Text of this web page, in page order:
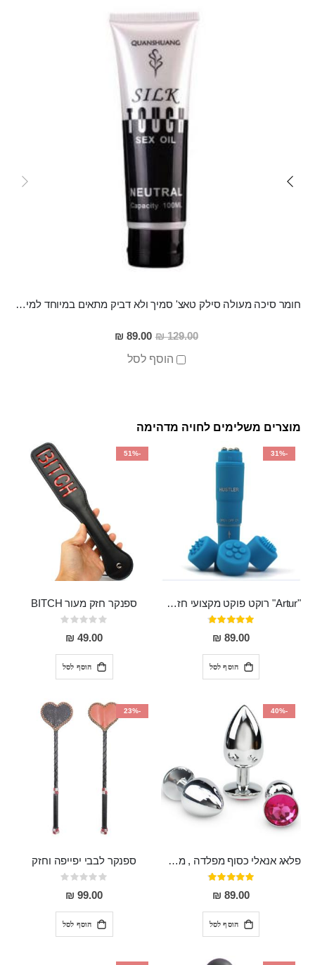
חומר סיכה מעולה סילק טאצ' סמיך ולא דביק מתאים במיוחד למין אנאלי
129.00 ₪
מחיר
מבצע
89.00 ₪
הוסף לסל
מוצרים משלימים לחויה מדהימה
-31%
"Artur" רוקט פוקט מקצועי חזק במיוחד
דירוג:
95%
89.00 ₪
הוסף לסל
-51%
ספנקר חזק מעור BITCH
Rating:
0%
49.00 ₪
הוסף לסל
-40%
פלאג אנאלי כסוף מפלדה , מתאים ללבישה מתחת לבגדים, בגודל 7.3 על 2.8 ס"מ
דירוג:
97%
89.00 ₪
הוסף לסל
-23%
ספנקר לבבי יפייפה וחזק
Rating:
0%
99.00 ₪
הוסף לסל